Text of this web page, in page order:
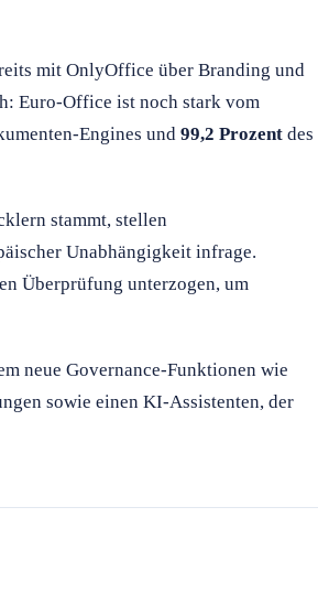
mit OnlyOffice über Branding und
Euro-Office ist noch stark vom
Engines und 99,2 Prozent des
stammt, stellen
Unabhängigkeit infrage.
Überprüfung unterzogen, um
neue Governance-Funktionen wie
sowie einen KI-Assistenten, der